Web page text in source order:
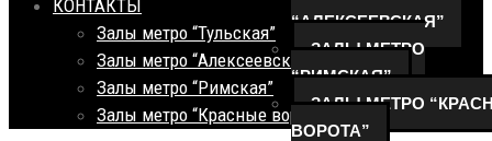
“АЛЕКСЕЕВСКАЯ”
ЗАЛЫ МЕТРО
“РИМСКАЯ”
ЗАЛЫ МЕТРО
ВОРОТА”
КОНТАКТЫ
Залы метро “Тульская”
Залы метро “Алексеевская”
Залы метро “Римская”
Залы метро “Красные ворота”